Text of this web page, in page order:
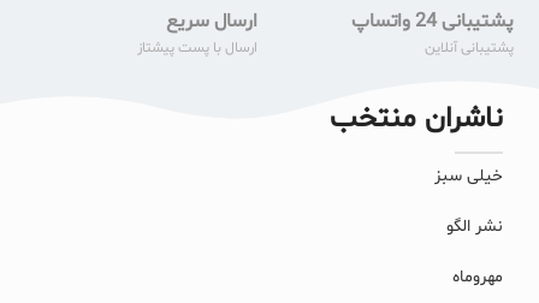
پشتیبانی 24 واتساپ
پشتیبانی آنلاین
ارسال سریع
ارسال با پست پیشتاز
ناشران منتخب
خیلی سبز
نشر الگو
مهروماه